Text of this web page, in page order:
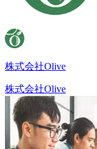
株式会社Olive
株式会社Olive